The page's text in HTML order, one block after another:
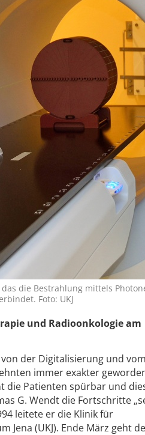
die Bestrahlung mittels
Foto: UKJ
und Radioonkologieam
der Digitalisierung und vom
immer exakter
die Patienten spürbar und
G. Wendt die Fortschritte
leitete er die Klinik für
Jena (UKJ). Ende März geht